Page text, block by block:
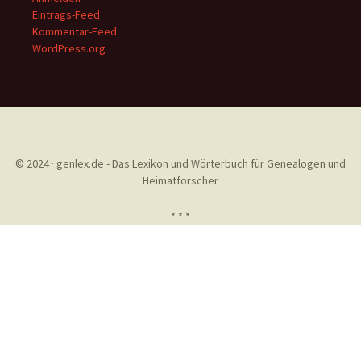
Eintrags-Feed
Kommentar-Feed
WordPress.org
© 2024 · genlex.de - Das Lexikon und Wörterbuch für Genealogen und
Heimatforscher
* * *